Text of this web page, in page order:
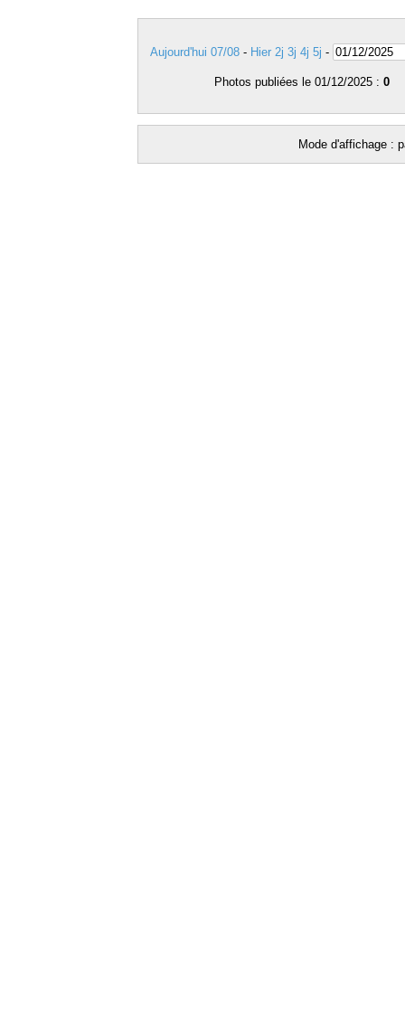
Aujourd'hui 07/08 - Hier 2j 3j 4j 5j -
Photos publiées le 01/12/2025 : 0
Mode d'affichage :